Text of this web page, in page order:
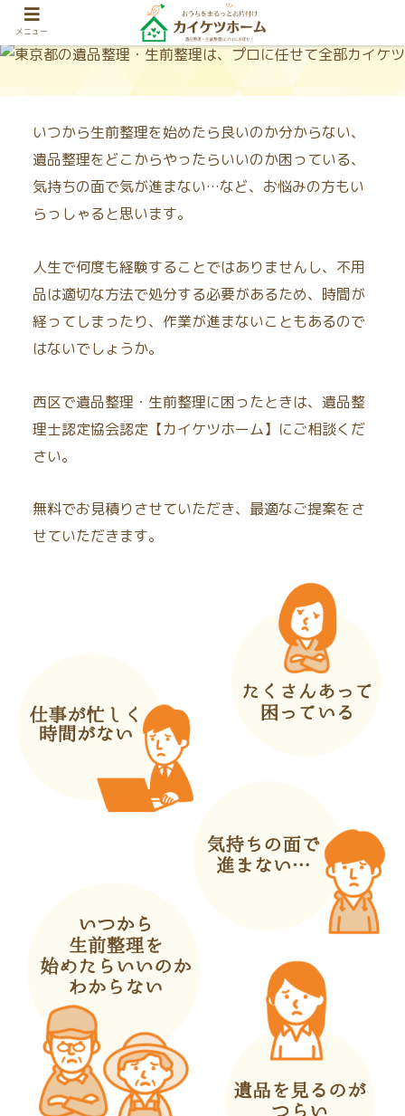
いつから生前整理を始めたら良いのか分からない、
遺品整理をどこからやったらいいのか困っている、
気持ちの面で気が進まない…など、お悩みの方もい
らっしゃると思います。
人生で何度も経験することではありませんし、不用
品は適切な方法で処分する必要があるため、時間が
経ってしまったり、作業が進まないこともあるので
はないでしょうか。
西区で遺品整理・生前整理に困ったときは、遺品整
理士認定協会認定【カイケツホーム】にご相談くだ
さい。
無料でお見積りさせていただき、最適なご提案をさ
せていただきます。
メニュー